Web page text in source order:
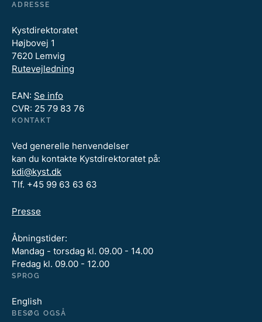
ADRESSE
Kystdirektoratet
Højbovej 1
7620 Lemvig
Rutevejledning
EAN: Se info
CVR: 25 79 83 76
KONTAKT
Ved generelle henvendelser
kan du kontakte Kystdirektoratet på:
kdi@kyst.dk
Tlf. +45 99 63 63 63
Presse
Åbningstider:
Mandag - torsdag kl. 09.00 - 14.00
Fredag kl. 09.00 - 12.00
SPROG
English
BESØG OGSÅ